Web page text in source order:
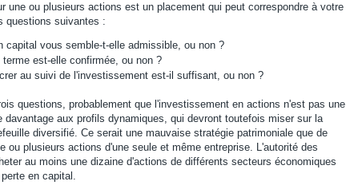
une ou plusieurs actions est un placement qui peut correspondre à votre
questions suivantes :
capital vous semble-t-elle admissible, ou non ?
est-elle confirmée, ou non ?
au suivi de l'investissement est-il suffisant, ou non ?
questions, probablement que l'investissement en actions n'est pas une
davantage aux profils dynamiques, qui devront toutefois miser sur la
diversifié. Ce serait une mauvaise stratégie patrimoniale que de
ou plusieurs actions d'une seule et même entreprise. L'autorité des
au moins une dizaine d'actions de différents secteurs économiques
en capital.